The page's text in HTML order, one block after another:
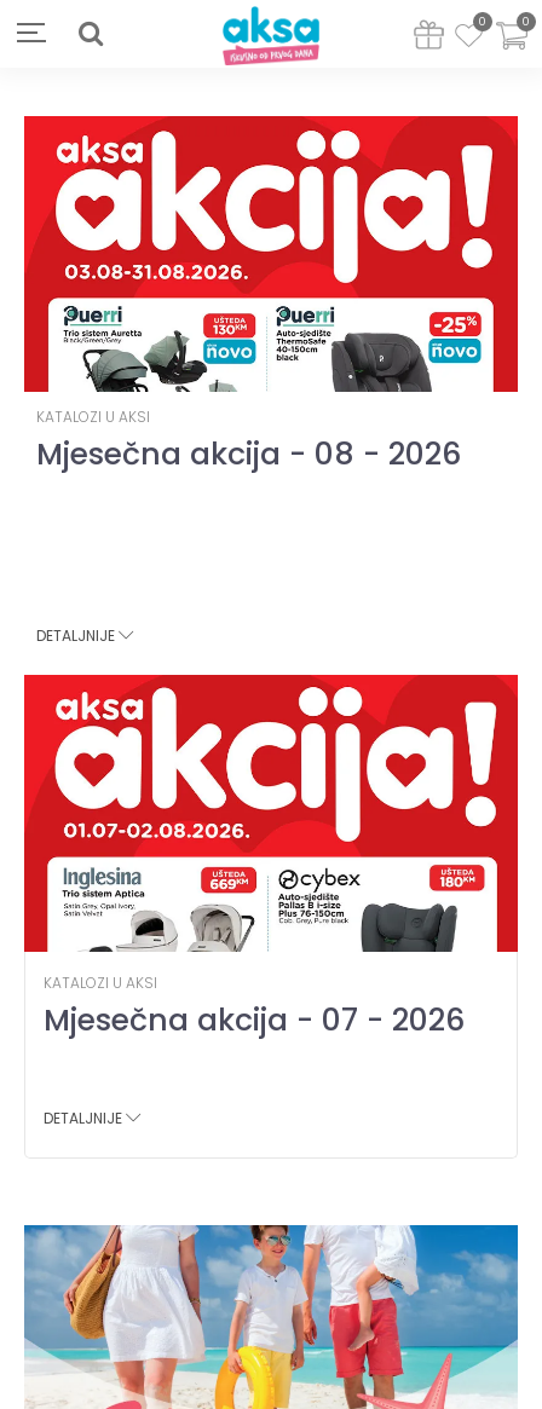
0
0
KATALOZI U AKSI
Mjesečna akcija - 08 - 2026
DETALJNIJE
KATALOZI U AKSI
Mjesečna akcija - 07 - 2026
DETALJNIJE